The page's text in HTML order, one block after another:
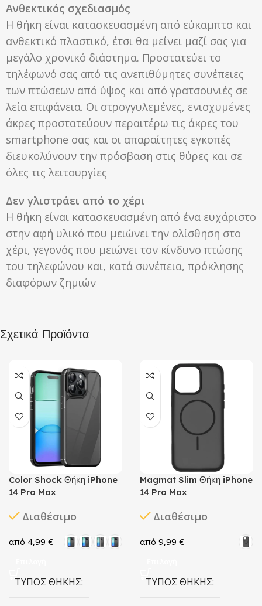
Ανθεκτικός σχεδιασμός
Η θήκη είναι κατασκευασμένη από εύκαμπτο και
ανθεκτικό πλαστικό, έτσι θα μείνει μαζί σας για
μεγάλο χρονικό διάστημα. Προστατεύει το
τηλέφωνό σας από τις ανεπιθύμητες συνέπειες
των πτώσεων από ύψος και από γρατσουνιές σε
λεία επιφάνεια. Οι στρογγυλεμένες, ενισχυμένες
άκρες προστατεύουν περαιτέρω τις άκρες του
smartphone σας και οι απαραίτητες εγκοπές
διευκολύνουν την πρόσβαση στις θύρες και σε
όλες τις λειτουργίες
Δεν γλιστράει από το χέρι
Η θήκη είναι κατασκευασμένη από ένα ευχάριστο
στην αφή υλικό που μειώνει την ολίσθηση στο
χέρι, γεγονός που μειώνει τον κίνδυνο πτώσης
του τηλεφώνου και, κατά συνέπεια, πρόκλησης
διαφόρων ζημιών
Σχετικά Προϊόντα
Color Shock Θήκη iPhone
14 Pro Max
Διαθέσιμο
4,99 €
ΤΎΠΟΣ ΘΉΚΗΣ
Magmat Slim Θήκη iPhone
14 Pro Max
Διαθέσιμο
9,99 €
ΤΎΠΟΣ ΘΉΚΗΣ